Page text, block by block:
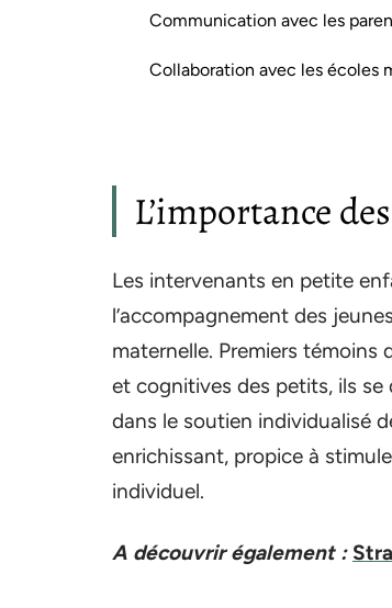
Communication avec les
Collaboration avec les écoles
L’importance
Les intervenants en petite
l’accompagnement des
maternelle. Premiers témoins
et cognitives des petits, ils
dans le soutien individualisé
enrichissant, propice à
individuel.
A découvrir également :